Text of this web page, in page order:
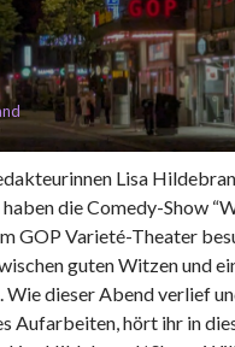
Lisa
die Comedy-Show
GOP Varieté-Theater
guten Witzen und
Wie dieser Abend verlief
Aufarbeiten, hört ihr in